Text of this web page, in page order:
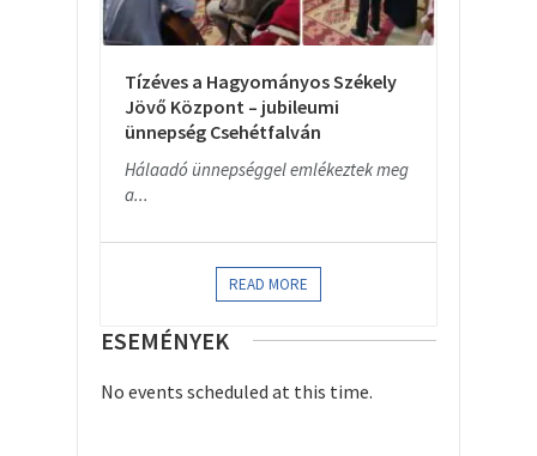
Tízéves a Hagyományos Székely
Jövő Központ – jubileumi
ünnepség Csehétfalván
Hálaadó ünnepséggel emlékeztek meg
a...
READ MORE
ESEMÉNYEK
No events scheduled at this time.